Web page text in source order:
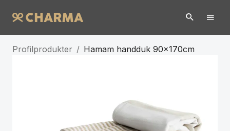
Profilprodukter / Hamam handduk 90x170cm